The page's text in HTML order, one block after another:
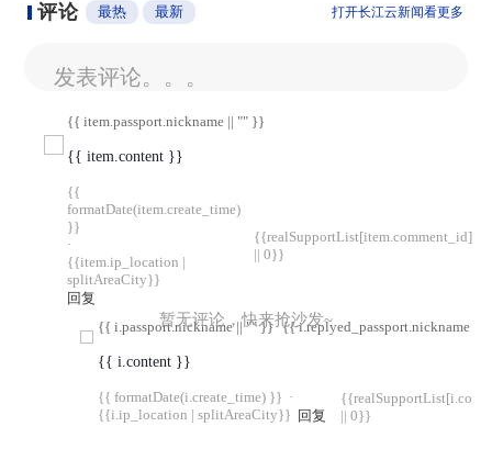
评论 最热 最新 打开长江云新闻看更多
发表评论。。。
{{ item.passport.nickname || "" }}
{{ item.content }}
{{
formatDate(item.create_time)
}}
·
{{item.ip_location |
splitAreaCity}}
回复
{{realSupportList[item.comment_id]
|| 0}}
{{ i.passport.nickname || "" }} {{ i.replyed_passport.nickname ||
{{ i.content }}
{{ formatDate(i.create_time) }} ·
{{i.ip_location | splitAreaCity}} 回复
|| 0}}
暂无评论，快来抢沙发~